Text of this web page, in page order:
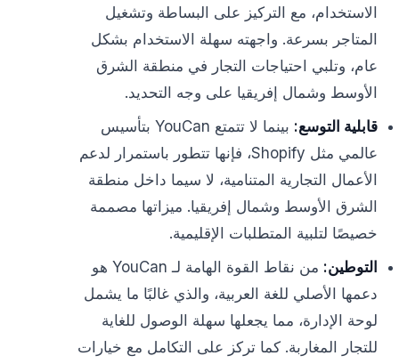
الاستخدام، مع التركيز على البساطة وتشغيل
المتاجر بسرعة. واجهته سهلة الاستخدام بشكل
عام، وتلبي احتياجات التجار في منطقة الشرق
الأوسط وشمال إفريقيا على وجه التحديد.
قابلية التوسع:
بينما لا تتمتع YouCan بتأسيس
عالمي مثل Shopify، فإنها تتطور باستمرار لدعم
الأعمال التجارية المتنامية، لا سيما داخل منطقة
الشرق الأوسط وشمال إفريقيا. ميزاتها مصممة
خصيصًا لتلبية المتطلبات الإقليمية.
التوطين:
من نقاط القوة الهامة لـ YouCan هو
دعمها الأصلي للغة العربية، والذي غالبًا ما يشمل
لوحة الإدارة، مما يجعلها سهلة الوصول للغاية
للتجار المغاربة. كما تركز على التكامل مع خيارات